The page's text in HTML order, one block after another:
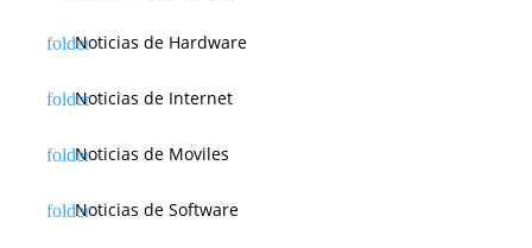
Noticias de Hardware
Noticias de Internet
Noticias de Moviles
Noticias de Software